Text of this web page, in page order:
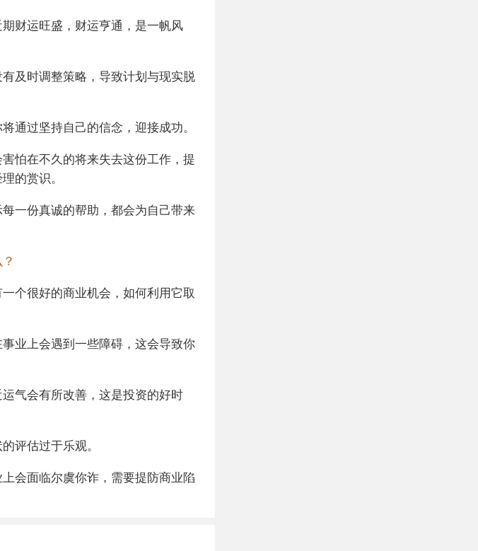
财运旺盛，财运亨通，是一帆风
及时调整策略，导致计划与现实脱
通过坚持自己的信念，迎接成功。
怕在不久的将来失去这份工作，提
的赏识。
一份真诚的帮助，都会为自己带来
个很好的商业机会，如何利用它取
业上会遇到一些障碍，这会导致你
气会有所改善，这是投资的好时
评估过于乐观。
会面临尔虞你诈，需要提防商业陷